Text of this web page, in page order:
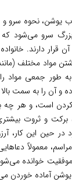
یوشن، نحوه سرو
سرو می‌شود که
قرار دارند.
مواد مختلف
جمعی مواد
آن را به سمت بالا
است، و هر چه
برکت و ثروت
حین این کار،
معمولاً
خوانده
آماده خوردن